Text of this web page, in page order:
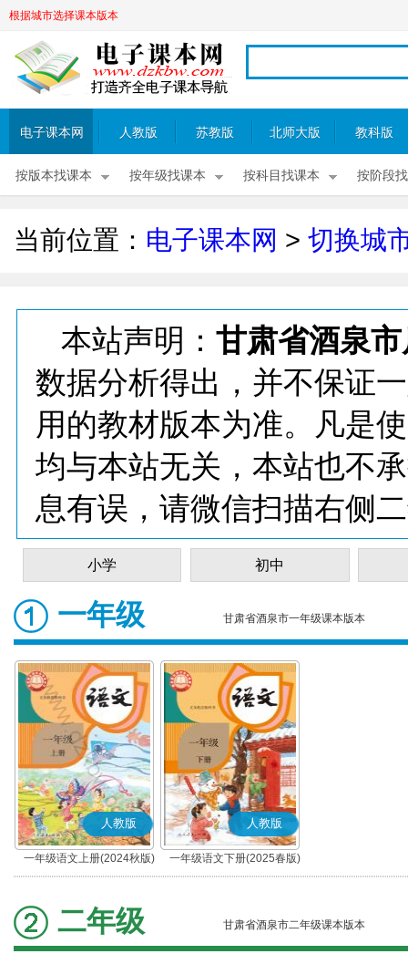
根据城市选择课本版本
电子课本网 人教版 苏教版 北师大版 教科版
按版本找课本 按年级找课本 按科目找课本 按阶段
当前位置： 电子课本网 > 切换城
本站声明： 甘肃省酒泉
数据分析得出，并不保证
用的教材版本为准。凡是
均与本站无关，本站也不
息有误，请微信扫描右侧
小学 初中
一年级 甘肃省酒泉市一年级课本版本
人教版
一年级语文上册(2024秋版)
(部编版)
人教版
一年级语文下册(2025春版)
(部编版)
二年级 甘肃省酒泉市二年级课本版本